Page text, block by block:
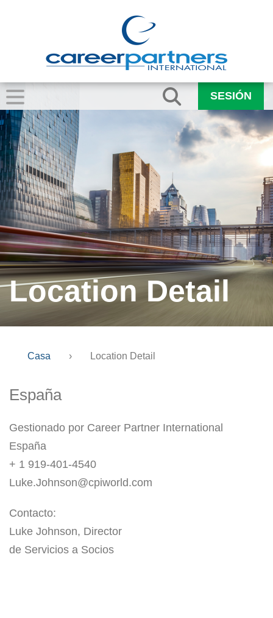
SESIÓN
Location Detail
Casa › Location Detail
España
Gestionado por Career Partner International
España
+ 1 919-401-4540
Luke.Johnson@cpiworld.com
Contacto:
Luke Johnson, Director
de Servicios a Socios